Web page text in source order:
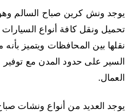
يوجد ونش كرين صباح السالم
تحميل ونقل كافة أنواع
نقلها بين المحافظات ويتميز
السير على حدود المدن مع
العمال.
يوجد العديد من أنواع ونشات